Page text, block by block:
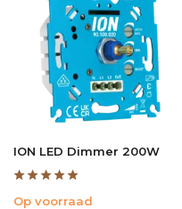
ION LED Dimmer 200W
Op voorraad